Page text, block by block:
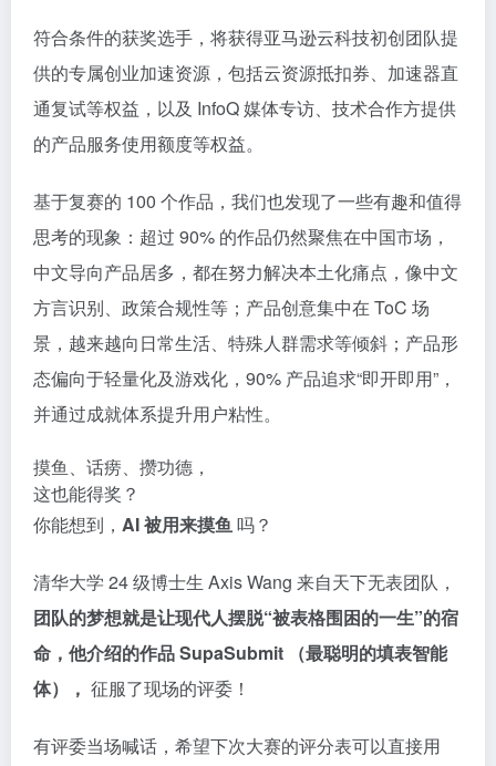
符合条件的获奖选手，将获得亚马逊云科技初创团队提
供的专属创业加速资源，包括云资源抵扣券、加速器直
通复试等权益，以及 InfoQ 媒体专访、技术合作方提供
的产品服务使用额度等权益。
基于复赛的 100 个作品，我们也发现了一些有趣和值得
思考的现象：超过 90% 的作品仍然聚焦在中国市场，
中文导向产品居多，都在努力解决本土化痛点，像中文
方言识别、政策合规性等；产品创意集中在 ToC 场
景，越来越向日常生活、特殊人群需求等倾斜；产品形
态偏向于轻量化及游戏化，90% 产品追求“即开即用”，
并通过成就体系提升用户粘性。
摸鱼、话痨、攒功德，
这也能得奖？
你能想到， AI 被用来摸鱼吗？
清华大学 24 级博士生 Axis Wang 来自天下无表团队，
团队的梦想就是让现代人摆脱“被表格围困的一生”的宿
命，他介绍的作品 SupaSubmit （最聪明的填表智能
体）， 征服了现场的评委！
有评委当场喊话，希望下次大赛的评分表可以直接用